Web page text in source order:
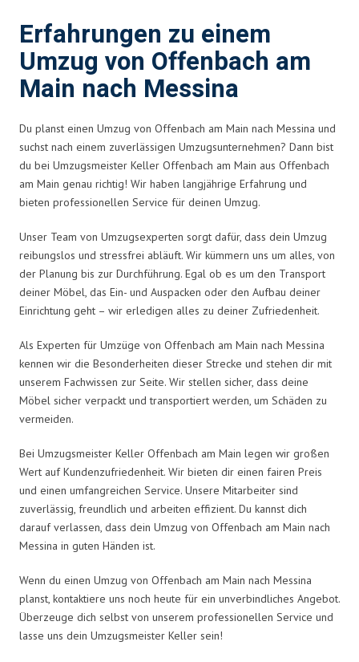
Erfahrungen zu einem
Umzug von Offenbach am
Main nach Messina
Du planst einen Umzug von Offenbach am Main nach Messina und
suchst nach einem zuverlässigen Umzugsunternehmen? Dann bist
du bei Umzugsmeister Keller Offenbach am Main aus Offenbach
am Main genau richtig! Wir haben langjährige Erfahrung und
bieten professionellen Service für deinen Umzug.
Unser Team von Umzugsexperten sorgt dafür, dass dein Umzug
reibungslos und stressfrei abläuft. Wir kümmern uns um alles, von
der Planung bis zur Durchführung. Egal ob es um den Transport
deiner Möbel, das Ein- und Auspacken oder den Aufbau deiner
Einrichtung geht – wir erledigen alles zu deiner Zufriedenheit.
Als Experten für Umzüge von Offenbach am Main nach Messina
kennen wir die Besonderheiten dieser Strecke und stehen dir mit
unserem Fachwissen zur Seite. Wir stellen sicher, dass deine
Möbel sicher verpackt und transportiert werden, um Schäden zu
vermeiden.
Bei Umzugsmeister Keller Offenbach am Main legen wir großen
Wert auf Kundenzufriedenheit. Wir bieten dir einen fairen Preis
und einen umfangreichen Service. Unsere Mitarbeiter sind
zuverlässig, freundlich und arbeiten effizient. Du kannst dich
darauf verlassen, dass dein Umzug von Offenbach am Main nach
Messina in guten Händen ist.
Wenn du einen Umzug von Offenbach am Main nach Messina
planst, kontaktiere uns noch heute für ein unverbindliches Angebot.
Überzeuge dich selbst von unserem professionellen Service und
lasse uns dein Umzugsmeister Keller sein!